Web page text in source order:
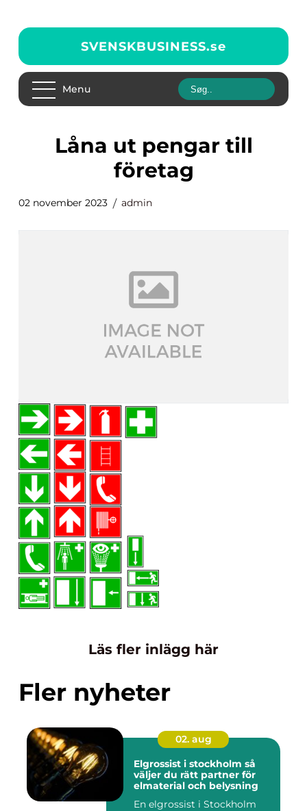
SVENSKBUSINESS.se
Menu
låna ut pengar till
företag
02 november 2023 admin
Läs fler inlägg här
Fler nyheter
02. aug
Elgrossist i stockholm så
väljer du rätt partner för
elmaterial och belysning
En elgrossist i Stockholm